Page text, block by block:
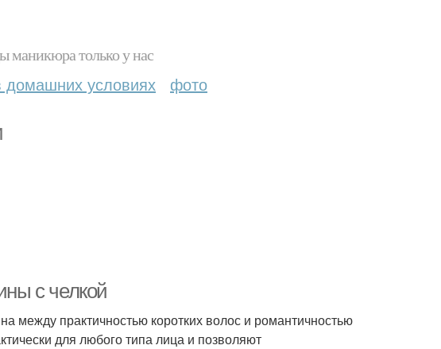
маникюра только у нас
условиях фото
с челкой
между практичностью коротких волос и романтичностью
для любого типа лица и позволяют